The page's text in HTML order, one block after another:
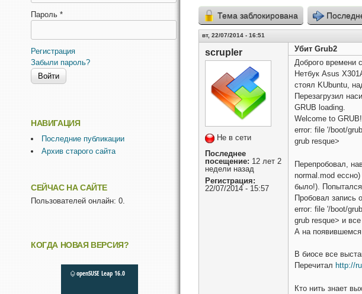
Тема заблокирована
вт, 22/07/2014 - 16:51
scrupler
Не в сети
Последнее
посещение: 12 лет 2
недели назад
Регистрация:
22/07/2014 - 15:57
Убит Grub2
Доброго времени
Нетбук Asus
стоял KUbuntu,
Перезагрузил
GRUB loading.
Welcome to GRUB!
error: file '/boot/
grub resque>
Перепробовал,
normal.mod
было!).
Пробовал запись
error: file '/boot/
grub resque> и все
А на появившемся
В биосе все
Перечитал http://
Кто нить знает
Пароль *
Регистрация
Забыли пароль?
НАВИГАЦИЯ
Последние публикации
Архив старого сайта
СЕЙЧАС НА САЙТЕ
Пользователей онлайн: 0.
КОГДА НОВАЯ ВЕРСИЯ?